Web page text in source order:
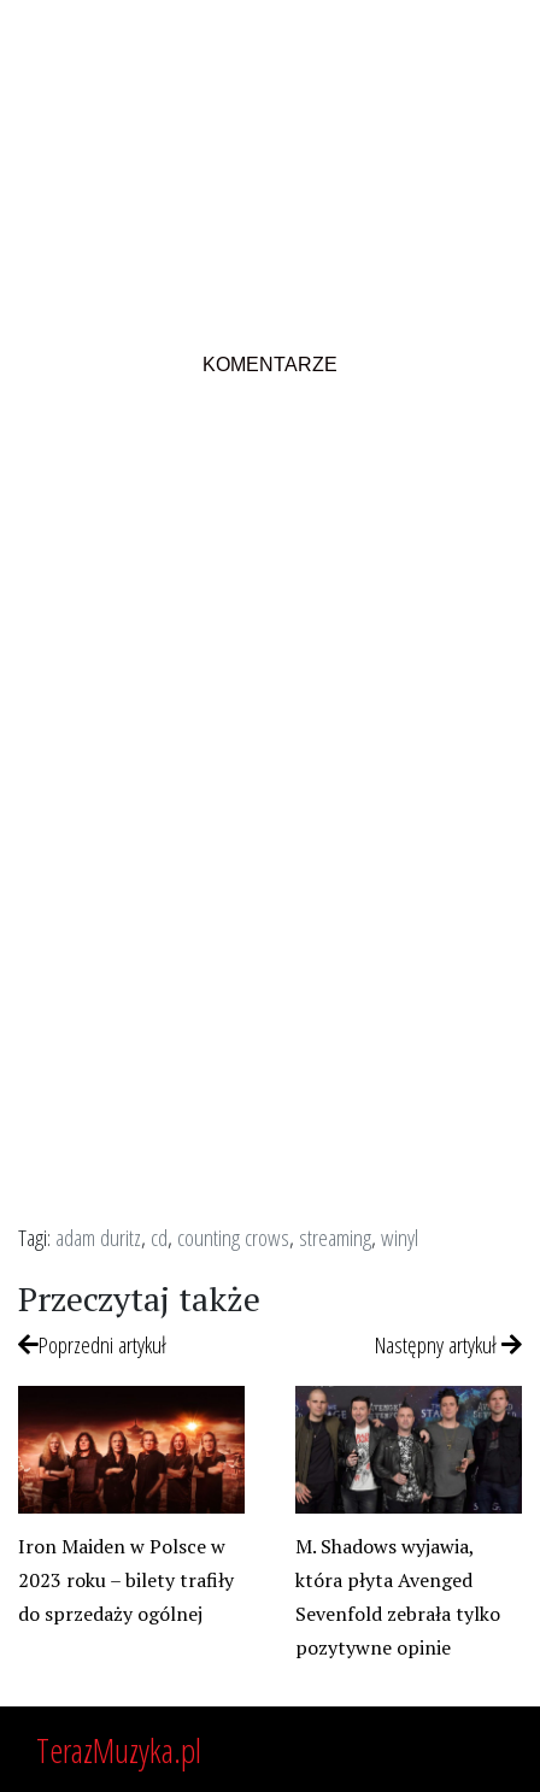
KOMENTARZE
Tagi: adam duritz, cd, counting crows, streaming,winyl
Przeczytaj także
Poprzedni artykuł
Iron Maiden w Polsce w
2023 roku – bilety trafiły
do sprzedaży ogólnej
Następny artykuł
M. Shadows wyjawia,
która płyta Avenged
Sevenfold zebrała tylko
pozytywne opinie
TerazMuzyka.pl